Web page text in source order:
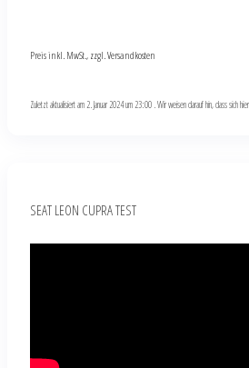
Preis inkl. MwSt., zzgl. Versandkosten
Zuletzt aktualisiert am 2. Januar 2024 um 23:00 . Wir weisen darauf hin, dass sich
SEAT LEON CUPRA TEST